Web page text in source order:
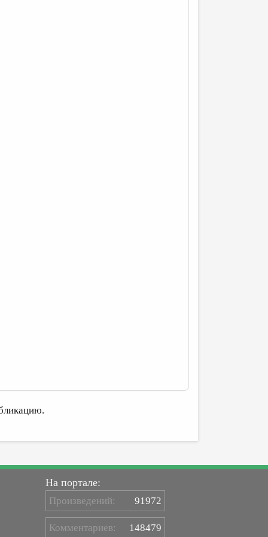
На портале:
Произведений: 91972
Комментариев: 148479